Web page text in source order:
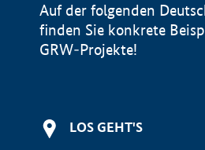
Auf der folgenden
finden Sie konkrete
GRW-Projekte!
LOS GEHT'S